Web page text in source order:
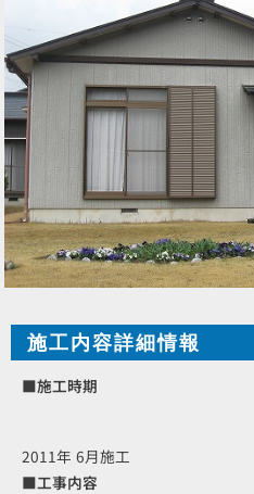
施工内容詳細情報
■施工時期
2011年 6月施工
■工事内容